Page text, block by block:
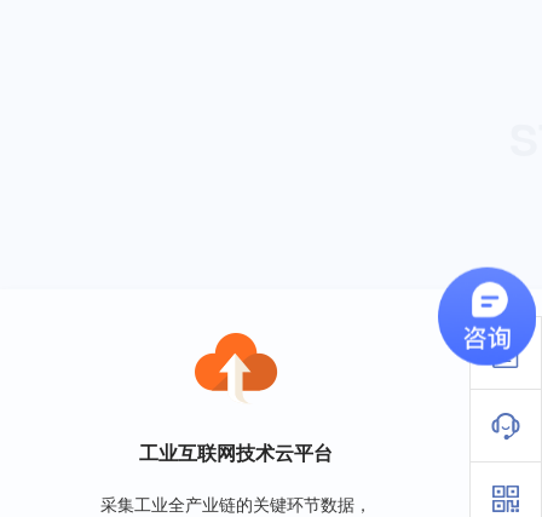
工业互联网技术云平台
采集工业全产业链的关键环节数据，